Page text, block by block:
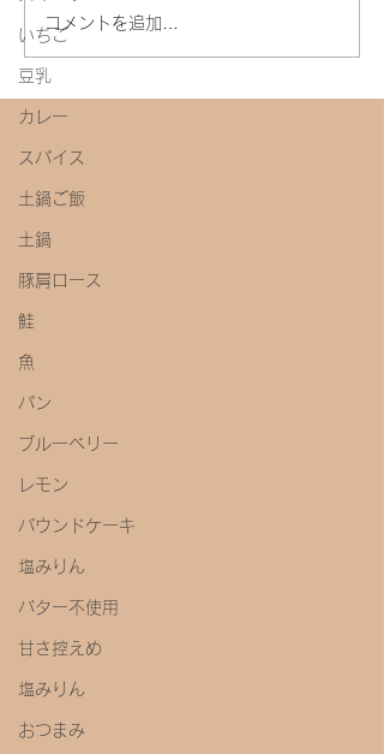
いちご
豆乳
カレー
スパイス
土鍋ご飯
土鍋
豚肩ロース
鮭
魚
パン
ブルーベリー
レモン
パウンドケーキ
塩みりん
バター不使用
甘さ控えめ
塩みりん
おつまみ
今年初めての味噌教室
コメントを追加…